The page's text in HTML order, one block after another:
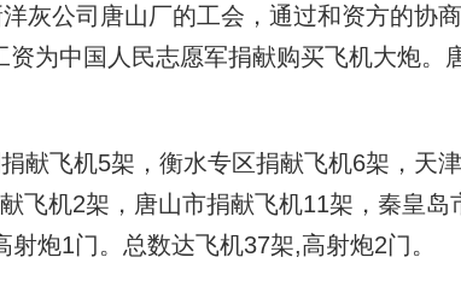
灰公司唐山厂的工会，通过和资方的协
为中国人民志愿军捐献购买飞机大炮。
献飞机5架，衡水专区捐献飞机6架，天
飞机2架，唐山市捐献飞机11架，秦皇岛
炮1门。总数达飞机37架,高射炮2门。